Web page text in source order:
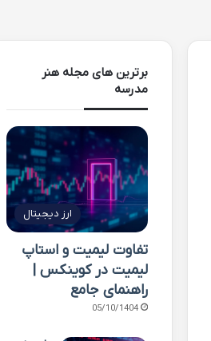
برترین های مجله هنر
مدرسه
ارز دیجیتال
تفاوت لیمیت و استاپ
لیمیت در کوینکس |
راهنمای جامع
05/10/1404